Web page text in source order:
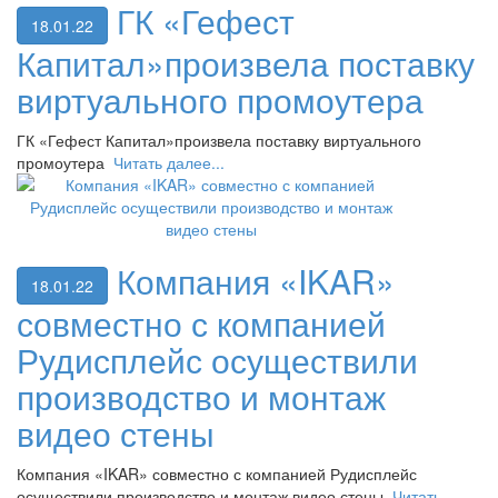
18.01.22
ГК «Гефест
Капитал»произвела поставку
виртуального промоутера
ГК «Гефест Капитал»произвела поставку виртуального
промоутера Читать далее...
18.01.22
Компания «IKAR»
совместно с компанией
Рудисплейс осуществили
производство и монтаж
видео стены
Компания «IKAR» совместно с компанией Рудисплейс